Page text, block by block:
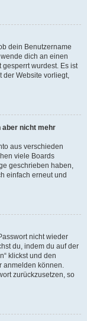
dein Benutzername
dich an einen
wurdest. Es ist
der Website vorliegt,
aber nicht mehr
aus verschieden
viele Boards
geschrieben haben,
einfach erneut und
nicht wieder
du, indem du auf der
klickst und den
anmelden können.
zurückzusetzen, so